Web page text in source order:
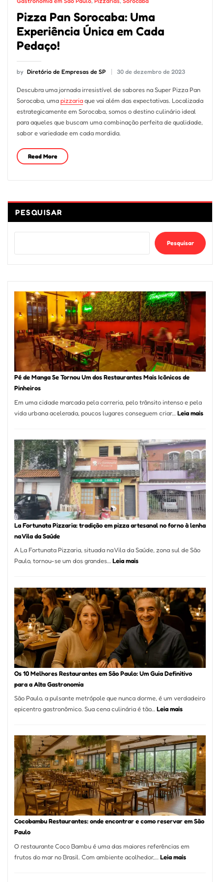
Pizza Pan Sorocaba: Uma
Experiência Única em Cada
Pedaço!
by Diretório de Empresas de SP 30 de dezembro de 2023
Descubra uma jornada irresistível de sabores na Super Pizza Pan
Sorocaba, umapizzariaque vai além das expectativas. Localizada
estrategicamente em Sorocaba, somos o destino culinário ideal
para aqueles que buscam uma combinação perfeita de qualidade,
sabor e variedade em cada mordida.
Read More
PESQUISAR
Pesquisar
Pé de Manga Se Tornou Um dos Restaurantes Mais Icônicos de
Pinheiros
Em uma cidade marcada pela correria, pelo trânsito intenso e pela
vida urbana acelerada, poucos lugares conseguem criar… Leia mais:
Se
Um
dos
Mais
La Fortunata Pizzaria: tradição em pizza artesanal no forno à lenha
na Vila da Saúde
A La Fortunata Pizzaria, situada na Vila da Saúde, zona sul de São
Paulo, tornou-se um dos grandes…Leia mais:
Pizzaria:
tradição
em
pizza
artesanal
forno
à
Vila
da
Os 10 Melhores Restaurantes em São Paulo: Um Guia Definitivo
para a Alta Gastronomia
São Paulo, a pulsante metrópole que nunca dorme, é um verdadeiro
epicentro gastronômico. Sua cena culinária é tão… Leia mais:
Melhores
Restaurantes
em
São
Paulo:
Um
Guia
Definitivo
Alta
Gastronomia
Cocobambu Restaurantes: onde encontrar e como reservar em São
Paulo
O restaurante Coco Bambu é uma das maiores referências em
frutos do mar no Brasil. Com ambiente acolhedor,… Leia mais: